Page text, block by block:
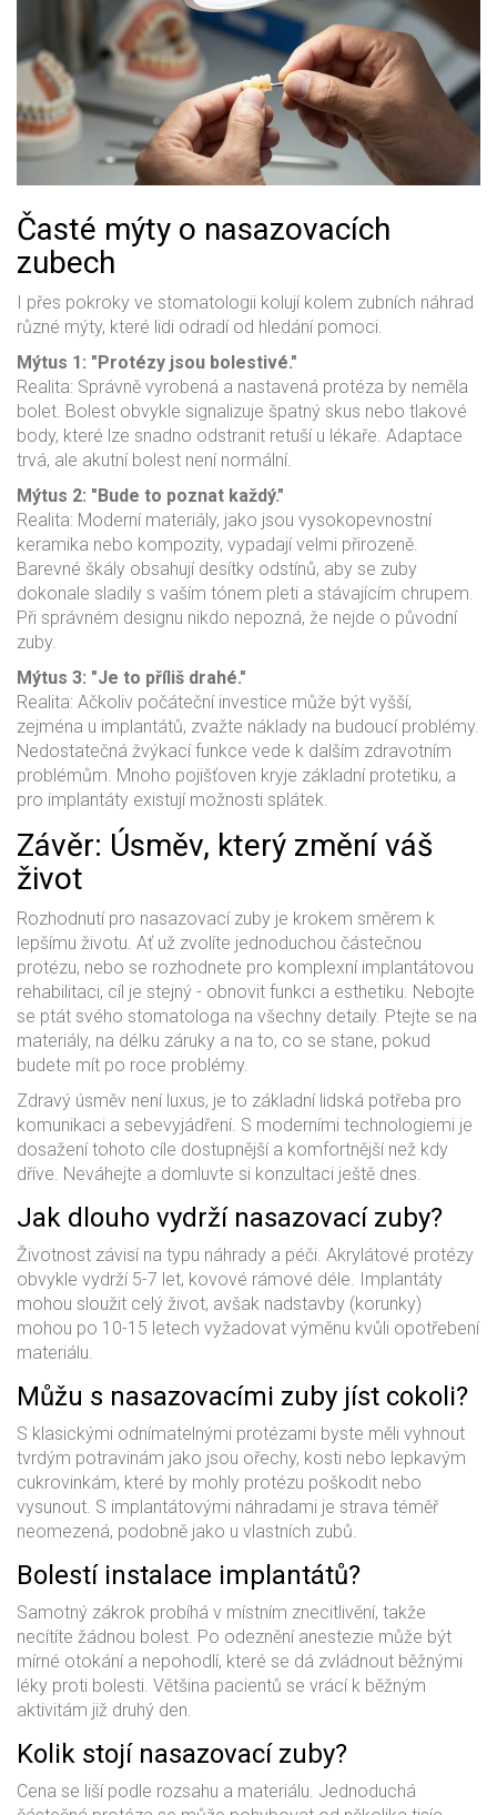
Časté mýty o nasazovacích
zubech
I přes pokroky ve stomatologii kolují kolem zubních náhrad
různé mýty, které lidi odradí od hledání pomoci.
Mýtus 1: "Protézy jsou bolestivé."
Realita: Správně vyrobená a nastavená protéza by neměla
bolet. Bolest obvykle signalizuje špatný skus nebo tlakové
body, které lze snadno odstranit retuší u lékaře. Adaptace
trvá, ale akutní bolest není normální.
Mýtus 2: "Bude to poznat každý."
Realita: Moderní materiály, jako jsou vysokopevnostní
keramika nebo kompozity, vypadají velmi přirozeně.
Barevné škály obsahují desítky odstínů, aby se zuby
dokonale sladily s vaším tónem pleti a stávajícím chrupem.
Při správném designu nikdo nepozná, že nejde o původní
zuby.
Mýtus 3: "Je to příliš drahé."
Realita: Ačkoliv počáteční investice může být vyšší,
zejména u implantátů, zvažte náklady na budoucí problémy.
Nedostatečná žvýkací funkce vede k dalším zdravotním
problémům. Mnoho pojišťoven kryje základní protetiku, a
pro implantáty existují možnosti splátek.
Závěr: Úsměv, který změní váš
život
Rozhodnutí pro nasazovací zuby je krokem směrem k
lepšímu životu. Ať už zvolíte jednoduchou částečnou
protézu, nebo se rozhodnete pro komplexní implantátovou
rehabilitaci, cíl je stejný - obnovit funkci a esthetiku. Nebojte
se ptát svého stomatologa na všechny detaily. Ptejte se na
materiály, na délku záruky a na to, co se stane, pokud
budete mít po roce problémy.
Zdravý úsměv není luxus, je to základní lidská potřeba pro
komunikaci a sebevyjádření. S moderními technologiemi je
dosažení tohoto cíle dostupnější a komfortnější než kdy
dříve. Neváhejte a domluvte si konzultaci ještě dnes.
Jak dlouho vydrží nasazovací zuby?
Životnost závisí na typu náhrady a péči. Akrylátové protézy
obvykle vydrží 5-7 let, kovové rámové déle. Implantáty
mohou sloužit celý život, avšak nadstavby (korunky)
mohou po 10-15 letech vyžadovat výměnu kvůli opotřebení
materiálu.
Můžu s nasazovacími zuby jíst cokoli?
S klasickými odnímatelnými protézami byste měli vyhnout
tvrdým potravinám jako jsou ořechy, kosti nebo lepkavým
cukrovinkám, které by mohly protézu poškodit nebo
vysunout. S implantátovými náhradami je strava téměř
neomezená, podobně jako u vlastních zubů.
Bolestí instalace implantátů?
Samotný zákrok probíhá v místním znecitlivění, takže
necítíte žádnou bolest. Po odeznění anestezie může být
mírné otokání a nepohodlí, které se dá zvládnout běžnými
léky proti bolesti. Většina pacientů se vrácí k běžným
aktivitám již druhý den.
Kolik stojí nasazovací zuby?
Cena se liší podle rozsahu a materiálu. Jednoduchá